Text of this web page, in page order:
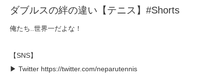
ダブルスの絆の違い【テニス】#Shorts
俺たち..世界一だよな！
【SNS】
▶ Twitter https://twitter.com/neparutennis